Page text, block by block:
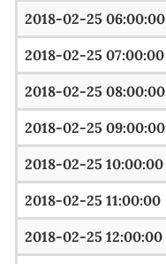
2018-02-25 06:00:00
2018-02-25 07:00:00
2018-02-25 08:00:00
2018-02-25 09:00:00
2018-02-25 10:00:00
2018-02-25 11:00:00
2018-02-25 12:00:00